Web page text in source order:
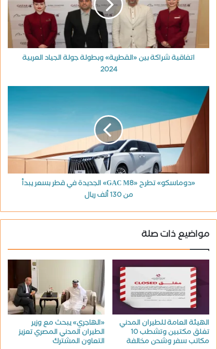
اتفاقية شراكة بين «القطرية» وبطولة جولة الجياد العربية
2024
«دوماسكو» تطرح «GAC M8» الجديدة في قطر بسعر يبدأ
من 130 ألف ريال
مواضيع ذات صلة
الهيئة العامة للطيران المدني
تغلق مكتبين وتشطب 10
مكاتب سفر وشحن مخالفة
«الهاجري» يبحث مع وزير
الطيران المدني المصري تعزيز
التعاون المشترك